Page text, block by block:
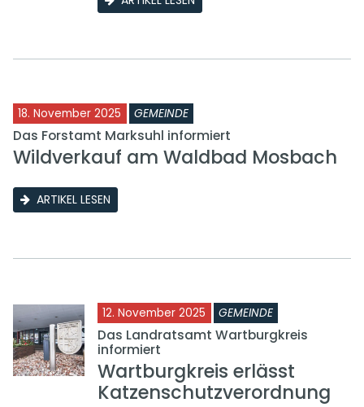
18. November 2025 GEMEINDE
Das Forstamt Marksuhl informiert
Wildverkauf am Waldbad Mosbach
ARTIKEL LESEN
12. November 2025 GEMEINDE
Das Landratsamt Wartburgkreis
informiert
Wartburgkreis erlässt
Katzenschutzverordnung